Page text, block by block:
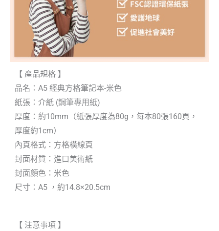
【 產品規格 】
品名：A5 經典方格筆記本-米色
紙張：介紙 (鋼筆專用紙)
厚度：約10mm（紙張厚度為80g，每本80張160頁，
厚度約1cm）
內頁格式：方格橫線頁
封面材質：進口美術紙
封面顏色：米色
尺寸：A5 ，約14.8×20.5cm
【 注意事項 】